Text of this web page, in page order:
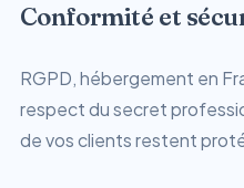
Conformité et
RGPD, hébergement en
respect du secret
de vos clients restent